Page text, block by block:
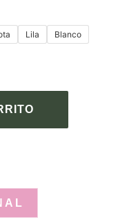
Lila
Blanco